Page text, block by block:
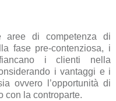
aree di competenza di
fase pre-contenziosa, i
i clienti nella
i vantaggi e i
ovvero l’opportunità di
con la controparte.